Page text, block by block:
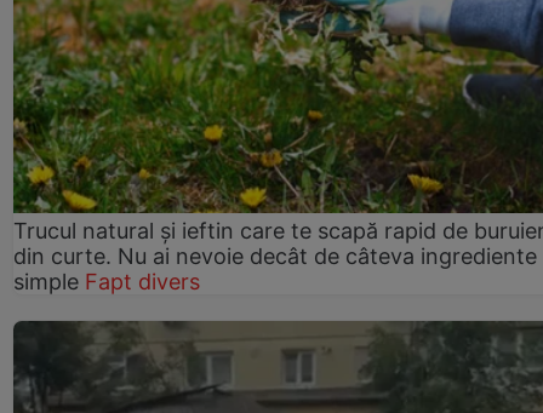
Trucul natural și ieftin care te scapă rapid de
din curte. Nu ai nevoie decât de câteva ingrediente
simple Fapt divers